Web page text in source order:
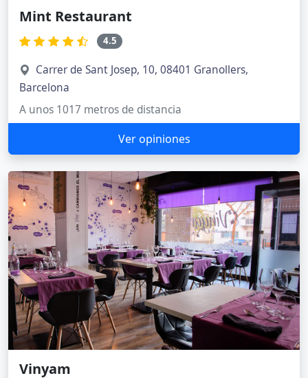
Mint Restaurant
4.5
Carrer de Sant Josep, 10, 08401 Granollers,
Barcelona
A unos 1017 metros de distancia
Ver opiniones
Vinyam